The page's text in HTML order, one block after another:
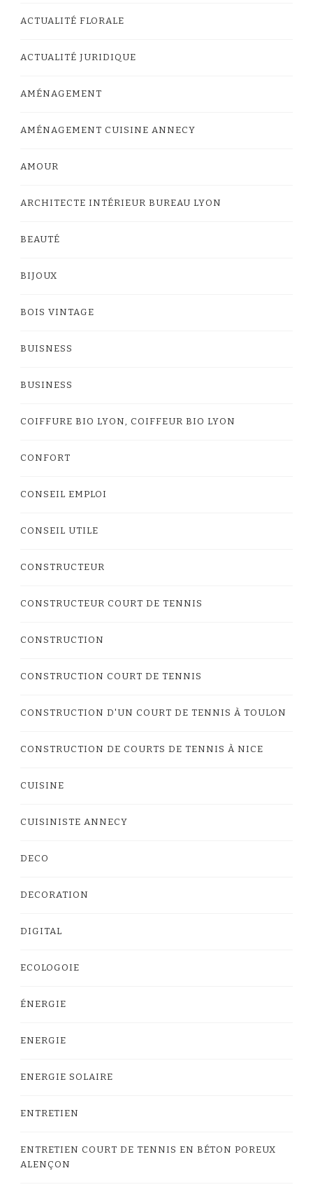
ACTUALITÉ FLORALE
ACTUALITÉ JURIDIQUE
AMÉNAGEMENT
AMÉNAGEMENT CUISINE ANNECY
AMOUR
ARCHITECTE INTÉRIEUR BUREAU LYON
BEAUTÉ
BIJOUX
BOIS VINTAGE
BUISNESS
BUSINESS
COIFFURE BIO LYON, COIFFEUR BIO LYON
CONFORT
CONSEIL EMPLOI
CONSEIL UTILE
CONSTRUCTEUR
CONSTRUCTEUR COURT DE TENNIS
CONSTRUCTION
CONSTRUCTION COURT DE TENNIS
CONSTRUCTION D'UN COURT DE TENNIS À TOULON
CONSTRUCTION DE COURTS DE TENNIS À NICE
CUISINE
CUISINISTE ANNECY
DECO
DECORATION
DIGITAL
ECOLOGOIE
ÉNERGIE
ENERGIE
ENERGIE SOLAIRE
ENTRETIEN
ENTRETIEN COURT DE TENNIS EN BÉTON POREUX
ALENÇON